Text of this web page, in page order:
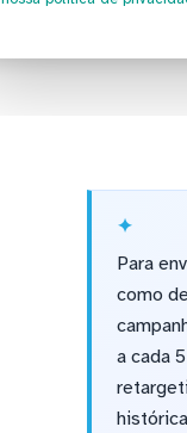
Para
como
a cada